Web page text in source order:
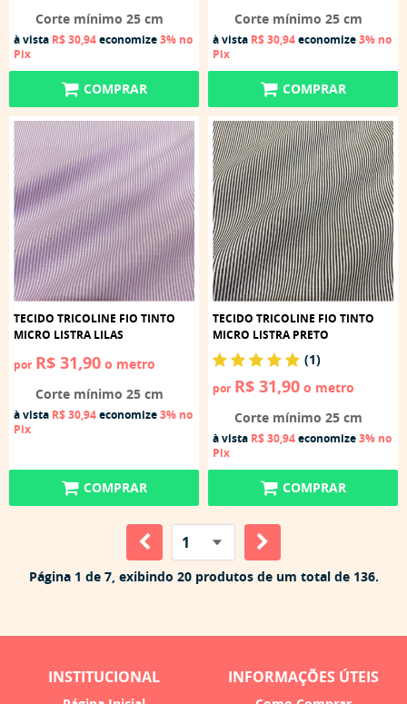
Corte mínimo 25 cm
à vista R$ 30,94economize3% no
Pix
COMPRAR
Corte mínimo 25 cm
à vista R$ 30,94economize3% no
Pix
COMPRAR
TECIDO TRICOLINE FIO TINTO
MICRO LISTRA LILAS
por R$ 31,90 o metro
Corte mínimo 25 cm
à vista R$ 30,94economize3% no
Pix
COMPRAR
TECIDO TRICOLINE FIO TINTO
MICRO LISTRA PRETO
(1)
por R$ 31,90 o metro
Corte mínimo 25 cm
à vista R$ 30,94economize3% no
Pix
COMPRAR
Página 1 de 7, exibindo 20 produtos de um total de 136.
INSTITUCIONAL INFORMAÇÕES ÚTEIS